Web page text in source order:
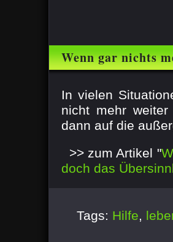
Wenn gar nichts
In vielen
nicht mehr
dann auf die
>> zum Artikel "
doch das
Tags: Hilfe,